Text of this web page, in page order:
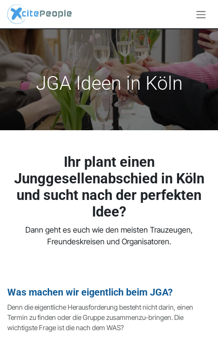
Zum Inhalt springen
JGA Ideen in Köln
Ihr plant einen
Junggesellenabschied in Köln
und sucht nach der perfekten
Idee?
Dann geht es euch wie den meisten Trauzeugen,
Freundeskreisen und Organisatoren.
Was machen wir eigentlich beim JGA?
Denn die eigentliche Herausforderung besteht nicht darin, einen
Termin zu finden oder die Gruppe zusammenzu-bringen. Die
wichtigste Frage ist die nach dem WAS?